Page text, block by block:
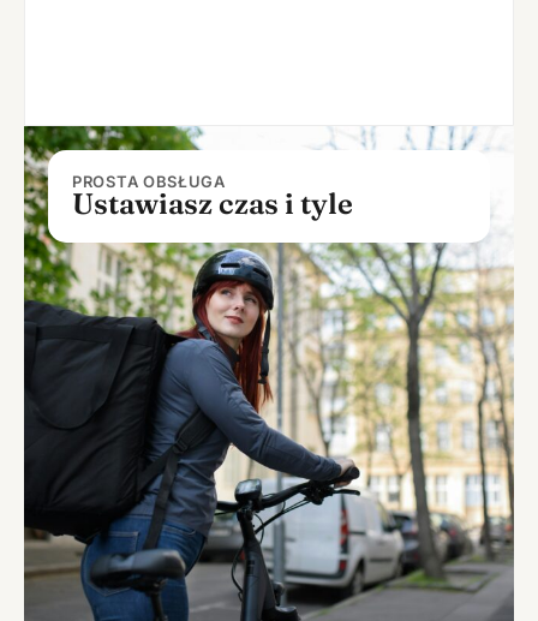
PROSTA OBSŁUGA
Ustawiasz czas i tyle